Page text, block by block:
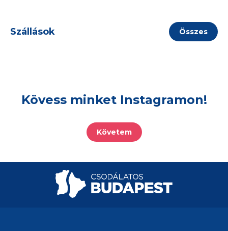
Szállások Összes
Kövess minket Instagramon!
Követem